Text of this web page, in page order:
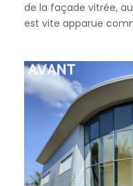
de la façade vitrée,
est vite apparue